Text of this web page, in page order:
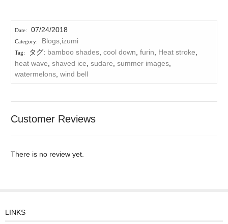
07/24/2018
Blogs, izumi
タグ: bamboo shades, cool down furin Heat stroke
heat wave ,shaved ice ,sudare ,summer images
watermelons ,wind bell
Customer Reviews
There is no review yet.
LINKS